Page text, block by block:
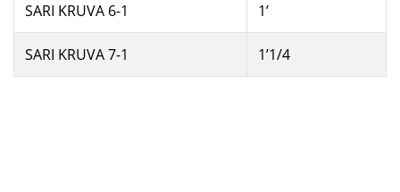
SARI KRUVA 6-1 1’
SARI KRUVA 7-1 1’1/4